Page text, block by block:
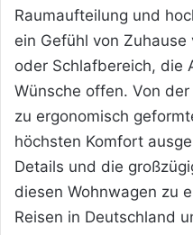
Raumaufteilung und
ein Gefühl von
oder Schlafbereich, die
Wünsche offen. Von
zu ergonomisch
höchsten Komfort
Details und die
diesen Wohnwagen zu
Reisen in Deutschland